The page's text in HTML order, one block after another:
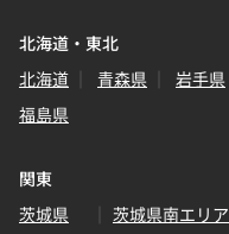
北海道・東北
北海道
青森県 岩手県
福島県
関東
茨城県
茨城県南エリア